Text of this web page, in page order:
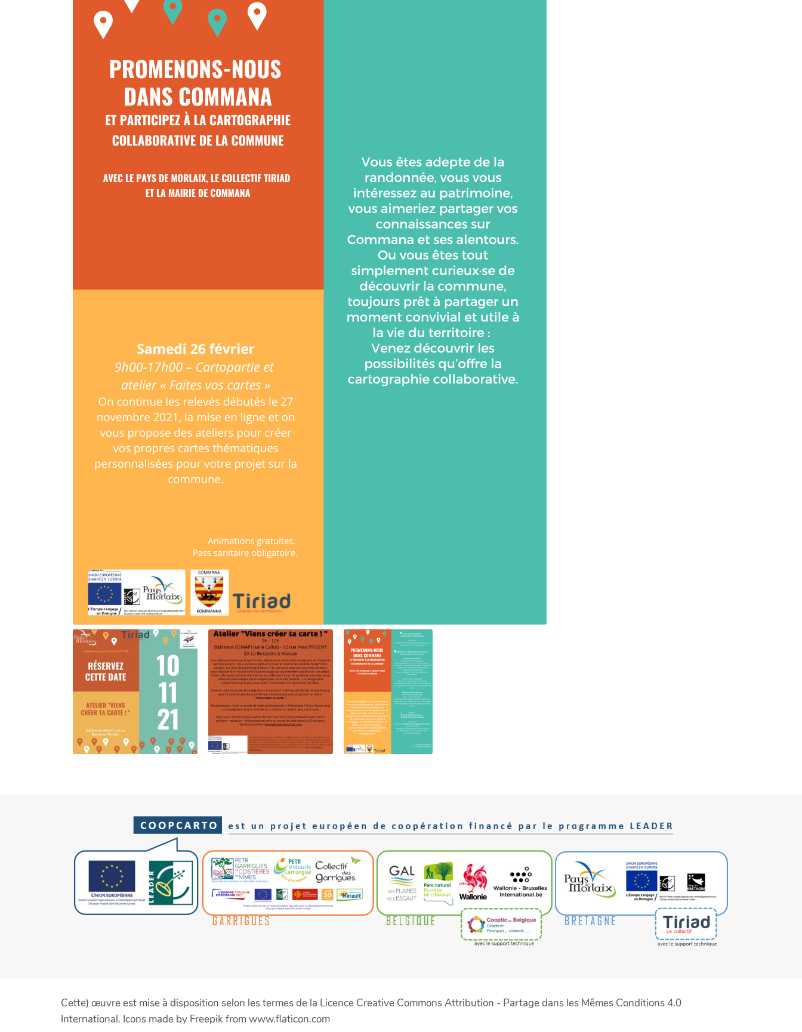
Cette) œuvre est mise à disposition selon les termes de la Licence Creative Commons Attribution - Partage dans les Mêmes Conditions 4.0
International. Icons made by Freepik from www.flaticon.com